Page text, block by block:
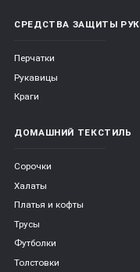
СРЕДСТВА ЗАЩИТЫ РУК
Перчатки
Рукавицы
Краги
ДОМАШНИЙ ТЕКСТИЛЬ
Сорочки
Халаты
Платья и кофты
Трусы
Футболки
Толстовки